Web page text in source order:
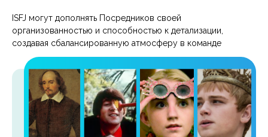
ISFJ могут дополнять Посредников своей
организованностью и способностью к детализации,
создавая сбалансированную атмосферу в команде